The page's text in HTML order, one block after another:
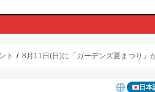
ト 8月11日(日)に「ガーデンズ夏まつり」
日本